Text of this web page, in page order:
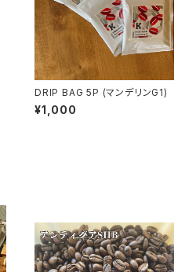
DRIP BAG 5P (マンデリンG1)
¥1,000